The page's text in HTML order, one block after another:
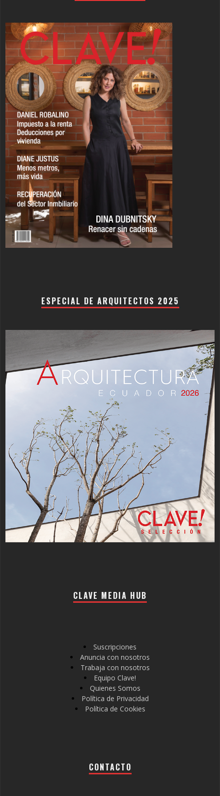
ESPECIAL DE ARQUITECTOS 2025
CLAVE MEDIA HUB
Suscripciones
Anuncia con nosotros
Trabaja con nosotros
Equipo Clave!
Quienes Somos
Política de Privacidad
Política de Cookies
CONTACTO